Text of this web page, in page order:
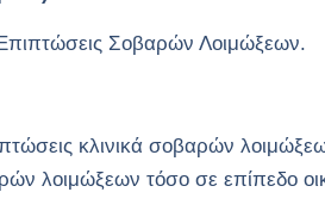
Επιπτώσεις Σοβαρών Λοιμώξεων.
κλινικά σοβαρών
λοιμώξεων τόσο σε επίπεδο